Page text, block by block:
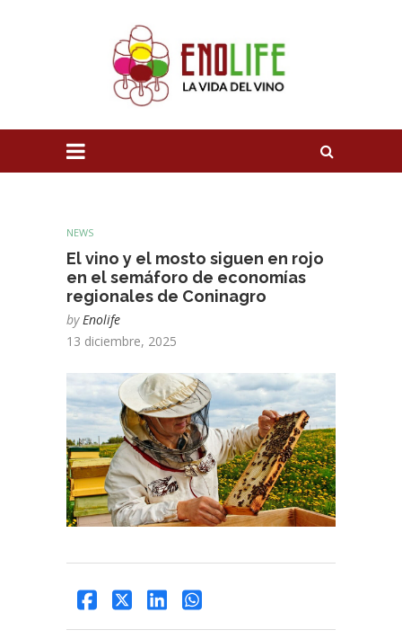
NEWS
El vino y el mosto siguen en rojo
en el semáforo de economías
regionales de Coninagro
by Enolife
13 diciembre, 2025